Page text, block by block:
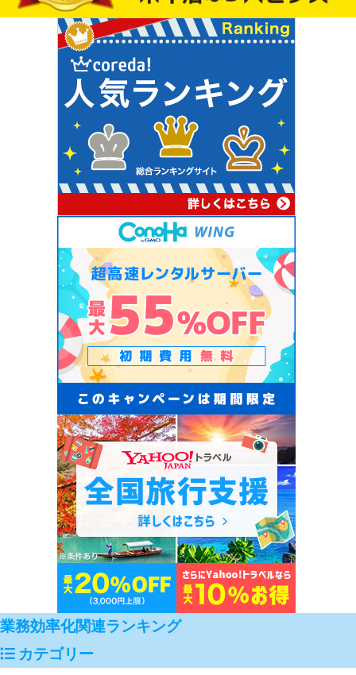
業務効率化関連ランキング
カテゴリー